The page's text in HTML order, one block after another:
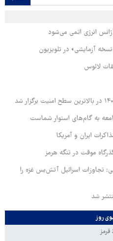
انرژی اتمی می‌شود
آزمایشی» در تلویزیون
لائوس
به گام‌های استوار شماست
ایران و آمریکا
موقت در تنگه هرمز
و اسلامی: تجاوزات اسرائیل آتش‌بس غزه را
شد
روز